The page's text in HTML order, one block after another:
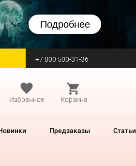
Подробнее
Zvezda +7 800 500-31-36
Избранное Корзина
Предзаказы Статьи